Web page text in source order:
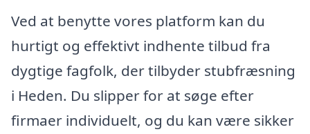
Ved at benytte vores platform kan du
hurtigt og effektivt indhente tilbud fra
dygtige fagfolk, der tilbyder stubfræsning
i Heden. Du slipper for at søge efter
firmaer individuelt, og du kan være sikker